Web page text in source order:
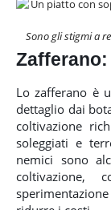
Sono gli stigmi a
Zafferano:
Lo zafferano è
dettaglio dai
coltivazione
soleggiati e
nemici sono
coltivazione,